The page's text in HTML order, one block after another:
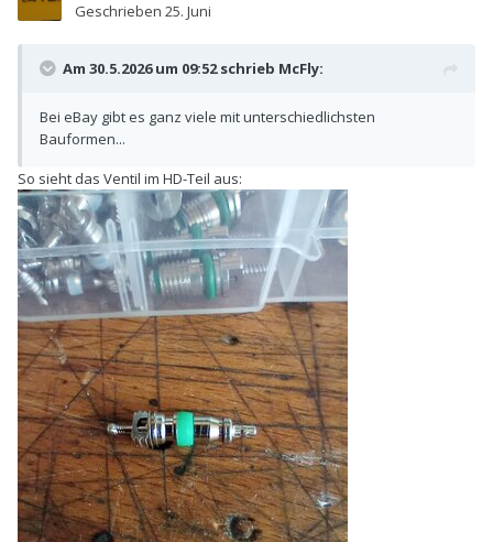
Geschrieben 25. Juni
Am 30.5.2026 um 09:52 schrieb McFly:
Bei eBay gibt es ganz viele mit unterschiedlichsten
Bauformen...
So sieht das Ventil im HD-Teil aus: